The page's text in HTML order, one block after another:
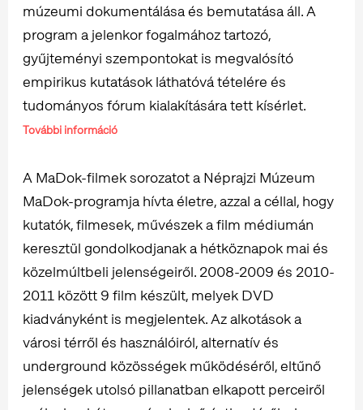
múzeumi dokumentálása és bemutatása áll. A
program a jelenkor fogalmához tartozó,
gyűjteményi szempontokat is megvalósító
empirikus kutatások láthatóvá tételére és
tudományos fórum kialakítására tett kísérlet.
További információ
A MaDok-filmek sorozatot a Néprajzi Múzeum
MaDok-programja hívta életre, azzal a céllal, hogy
kutatók, filmesek, művészek a film médiumán
keresztül gondolkodjanak a hétköznapok mai és
közelmúltbeli jelenségeiről. 2008-2009 és 2010-
2011 között 9 film készült, melyek DVD
kiadványként is megjelentek. Az alkotások a
városi térről és használóiról, alternatív és
underground közösségek működéséről, eltűnő
jelenségek utolsó pillanatban elkapott perceiről